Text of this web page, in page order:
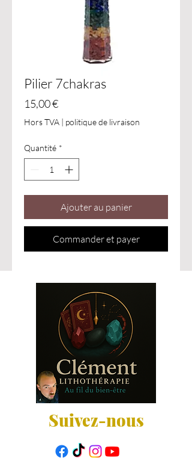
Pilier 7chakras
15,00 €Prix
Hors TVA | politique de livraison
Quantité *
Ajouter au panier
Commander et payer
Suivez-nous